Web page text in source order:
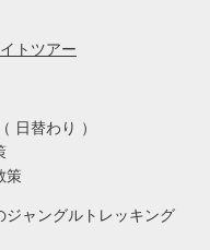
トツアー
日替わり ）
策
ジャングルトレッキング